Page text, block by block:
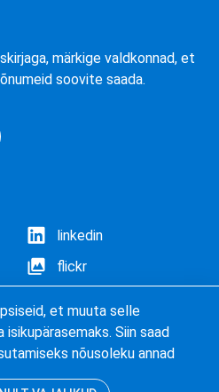
et muuta selle
Siin saad
nõusoleku annad
märkige valdkonnad, et
soovite saada.
linkedin
flickr